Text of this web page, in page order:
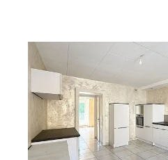
GONDREVILLE 54
131,28 m
Ref : 40581
Maison à vendre
265 000
Visiter le site dédié